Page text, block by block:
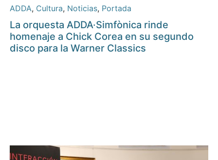
ADDA, Cultura, Noticias, Portada
La orquesta ADDA·Simfònica rinde
homenaje a Chick Corea en su segundo
disco para la Warner Classics